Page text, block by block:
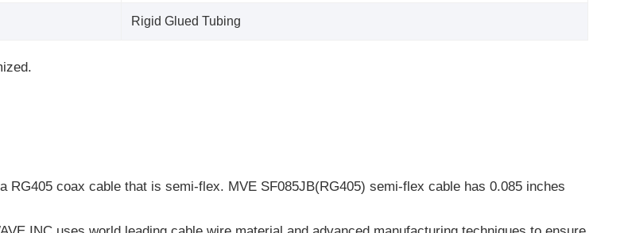
Rigid Glued Tubing
RG405 coax cable that is semi-flex. MVE SF085JB(RG405) semi-flex cable has 0.085 inches